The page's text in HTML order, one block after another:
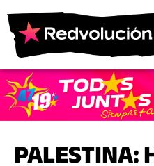
PALESTINA: